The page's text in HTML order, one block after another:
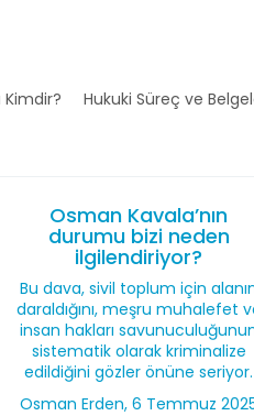
Hukuki Süreç ve
Osman Kavala’nın
durumu bizi neden
ilgilendiriyor?
Bu dava, sivil toplum için
daraldığını, meşru muhalefet
insan hakları
sistematik olarak kriminalize
edildiğini gözler önüne seriyor.
Osman Erden, 6 Temmuz